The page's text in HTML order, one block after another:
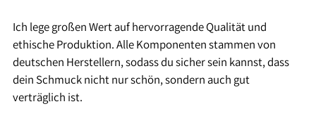
Ich lege großen Wert auf hervorragende Qualität und
ethische Produktion. Alle Komponenten stammen von
deutschen Herstellern, sodass du sicher sein kannst, dass
dein Schmuck nicht nur schön, sondern auch gut
verträglich ist.